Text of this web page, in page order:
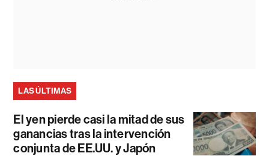
LAS ÚLTIMAS
El yen pierde casi la mitad de sus
ganancias tras la intervención
conjunta de EE.UU. y Japón